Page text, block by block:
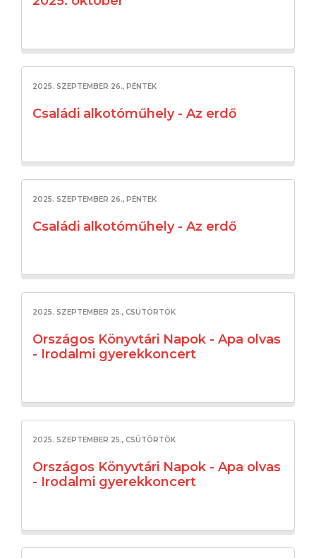
2025. SZEPTEMBER 26., PÉNTEK
Családi alkotóműhely - Az erdő
2025. SZEPTEMBER 26., PÉNTEK
Családi alkotóműhely - Az erdő
2025. SZEPTEMBER 25., CSÜTÖRTÖK
Országos Könyvtári Napok - Apa olvas
- Irodalmi gyerekkoncert
2025. SZEPTEMBER 25., CSÜTÖRTÖK
Országos Könyvtári Napok - Apa olvas
- Irodalmi gyerekkoncert